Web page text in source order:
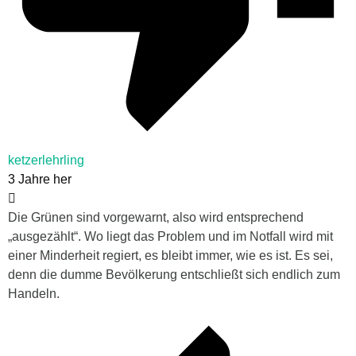
ketzerlehrling
3 Jahre her
Die Grünen sind vorgewarnt, also wird entsprechend
„ausgezählt“. Wo liegt das Problem und im Notfall wird mit
einer Minderheit regiert, es bleibt immer, wie es ist. Es sei,
denn die dumme Bevölkerung entschließt sich endlich zum
Handeln.